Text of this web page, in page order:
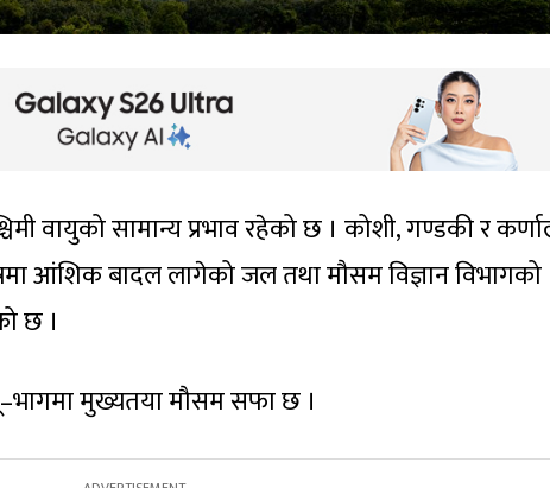
वायुको सामान्य प्रभाव रहेको छ । कोशी, गण्डकी र
आंशिक बादल लागेको जल तथा मौसम विज्ञान विभागको
छ ।
मुख्यतया मौसम सफा छ ।